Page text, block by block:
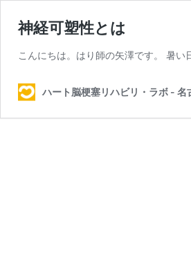
神経可塑性とは
こんにちは。はり師の矢澤です。 暑
ハート脳梗塞リハビリ・ラボ - 名